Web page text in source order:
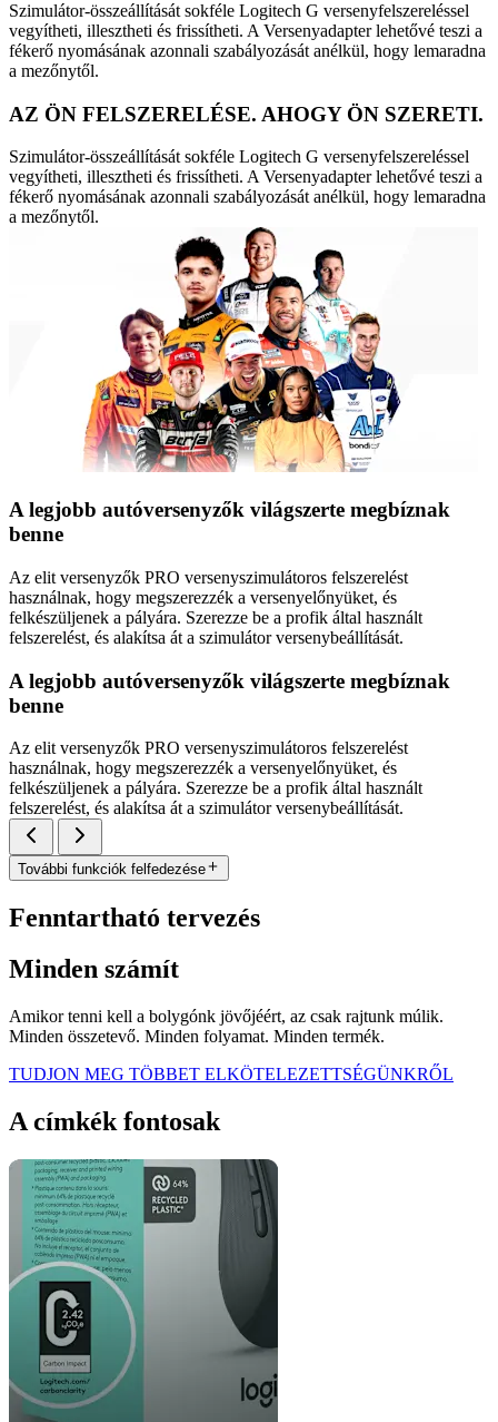
Szimulátor-összeállítását sokféle Logitech G versenyfelszereléssel
vegyítheti, illesztheti és frissítheti. A Versenyadapter lehetővé teszi a
fékerő nyomásának azonnali szabályozását anélkül, hogy lemaradna
a mezőnytől.
AZ ÖN FELSZERELÉSE. AHOGY ÖN SZERETI.
Szimulátor-összeállítását sokféle Logitech G versenyfelszereléssel
vegyítheti, illesztheti és frissítheti. A Versenyadapter lehetővé teszi a
fékerő nyomásának azonnali szabályozását anélkül, hogy lemaradna
a mezőnytől.
A legjobb autóversenyzők világszerte megbíznak
benne
Az elit versenyzők PRO versenyszimulátoros felszerelést
használnak, hogy megszerezzék a versenyelőnyüket, és
felkészüljenek a pályára. Szerezze be a profik által használt
felszerelést, és alakítsa át a szimulátor versenybeállítását.
A legjobb autóversenyzők világszerte megbíznak
benne
Az elit versenyzők PRO versenyszimulátoros felszerelést
használnak, hogy megszerezzék a versenyelőnyüket, és
felkészüljenek a pályára. Szerezze be a profik által használt
felszerelést, és alakítsa át a szimulátor versenybeállítását.
További funkciók felfedezése
Fenntartható tervezés
Minden számít
Amikor tenni kell a bolygónk jövőjéért, az csak rajtunk múlik.
Minden összetevő. Minden folyamat. Minden termék.
TUDJON MEG TÖBBET ELKÖTELEZETTSÉGÜNKRŐL
A címkék fontosak